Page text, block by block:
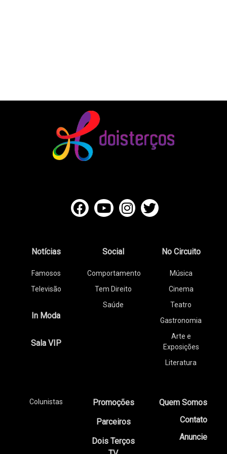
Notícias
Famosos
Televisão
In Moda
Sala VIP
Social
Comportamento
Tem Direito
Saúde
No Circuito
Música
Cinema
Teatro
Gastronomia
Arte e
Exposições
Literatura
Colunistas
Promoções
Parceiros
Dois Terços
Quem Somos
Contato
Anuncie